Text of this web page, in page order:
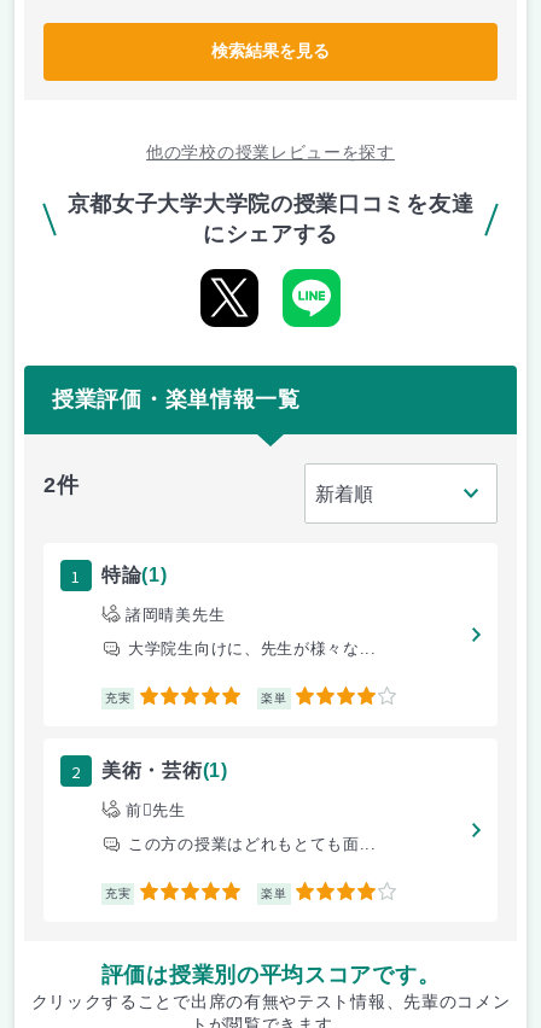
検索結果を見る
他の学校の授業レビューを探す
京都女子大学大学院の授業口コミを友達
にシェアする
授業評価・楽単情報一覧
2件
1 特論(1)
諸岡晴美先生
大学院生向けに、先生が様々な...
充実 5 楽単 4
2 美術・芸術(1)
前先生
この方の授業はどれもとても面...
充実 5 楽単 4
評価は授業別の平均スコアです。
クリックすることで出席の有無やテスト情報、先輩のコメン